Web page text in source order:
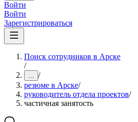
Войти
Войти
Зарегистрироваться
Поиск сотрудников в Арске
/
... /
резюме в Арске/
руководитель отдела проектов/
частичная занятость